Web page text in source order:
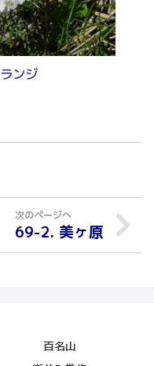
ンジ
69-2. 美ヶ原
百名山